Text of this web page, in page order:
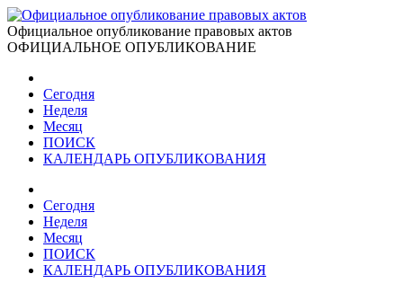
Официальное опубликование правовых актов
ОФИЦИАЛЬНОЕ ОПУБЛИКОВАНИЕ
Сегодня
Неделя
Месяц
ПОИСК
КАЛЕНДАРЬ ОПУБЛИКОВАНИЯ
Сегодня
Неделя
Месяц
ПОИСК
КАЛЕНДАРЬ ОПУБЛИКОВАНИЯ